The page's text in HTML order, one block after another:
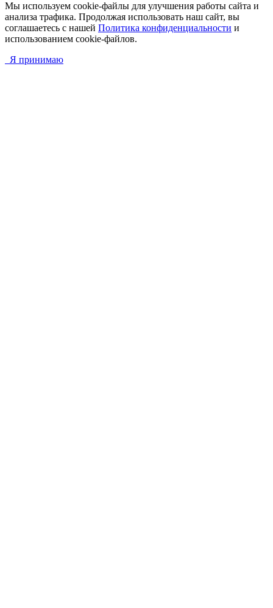
Мы используем cookie-файлы для улучшения работы сайта и
анализа трафика. Продолжая использовать наш сайт, вы
соглашаетесь с нашей Политика конфиденциальности и
использованием cookie-файлов.
Я принимаю